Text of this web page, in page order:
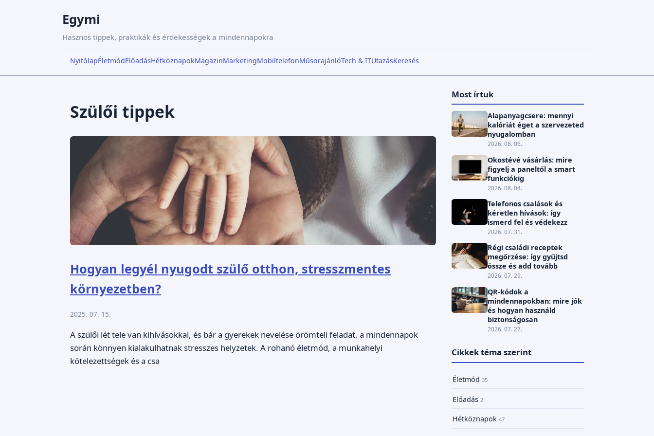
Egymi
Hasznos tippek, praktikák és érdekességek a mindennapokra
NyitólapÉletmódElőadásHétköznapokMagazinMarketingMobiltelefonMűsorajánlóTech & ITUtazásKeresés
Szülői tippek
Hogyan legyél nyugodt szülő otthon, stresszmentes
környezetben?
2025. 07. 15.
A szülői lét tele van kihívásokkal, és bár a gyerekek nevelése örömteli feladat, a mindennapok
során könnyen kialakulhatnak stresszes helyzetek. A rohanó életmód, a munkahelyi
kötelezettségek és a csa
Most írtuk
Alapanyagcsere: mennyi
kalóriát éget a szervezeted
nyugalomban
2026. 08. 06.
Okostévé vásárlás: mire
figyelj a paneltől a smart
funkciókig
2026. 08. 04.
Telefonos csalások és
kéretlen hívások: így
ismerd fel és védekezz
2026. 07. 31.
Régi családi receptek
megőrzése: így gyűjtsd
össze és add tovább
2026. 07. 29.
QR-kódok a
mindennapokban: mire jók
és hogyan használd
biztonságosan
2026. 07. 27.
Cikkek téma szerint
Életmód 35
Előadás 2
Hétköznapok 47